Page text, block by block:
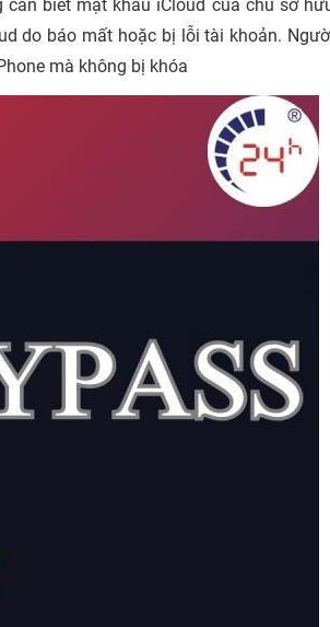
cần biết mật khẩu iCloud của chủ sở
do báo mất hoặc bị lỗi tài khoản.
mà không bị khóa